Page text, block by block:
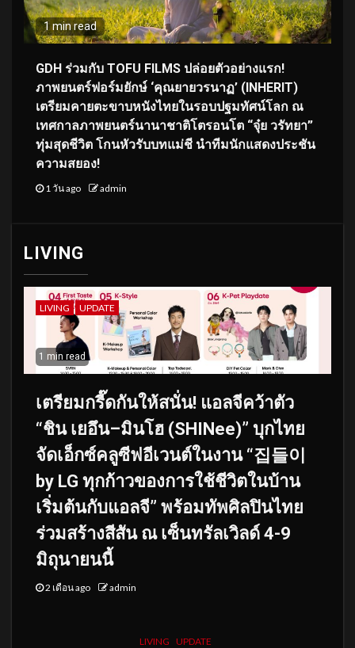
1 min read
GDH ร่วมกับ TOFU FILMS ปล่อยตัวอย่างแรก!
ภาพยนตร์ฟอร์มยักษ์ ‘คุณยายวรนาฏ’ (INHERIT)
เตรียมคายตะขาบหนังไทยในรอบปฐมทัศน์โลก ณ
เทศกาลภาพยนตร์นานาชาติโตรอนโต “จุ๋ย วรัทยา”
ทุ่มสุดชีวิต โกนหัวรับบทแม่ชี นำทีมนักแสดงประชัน
ความสยอง!
1 วัน ago admin
LIVING
LIVING UPDATE
1 min read
เตรียมกรี๊ดกันให้สนั่น! แอลจีคว้าตัว
“ชิน เยอึน–มินโฮ (SHINee)” บุกไทย
จัดเอ็กซ์คลูซีฟอีเวนต์ในงาน “집들이
by LG ทุกก้าวของการใช้ชีวิตในบ้าน
เริ่มต้นกับแอลจี” พร้อมทัพศิลปินไทย
ร่วมสร้างสีสัน ณ เซ็นทรัลเวิลด์ 4-9
มิถุนายนนี้
2 เดือน ago admin
LIVING UPDATE